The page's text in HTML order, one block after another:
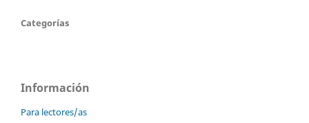
Categorías
Información
Para lectores/as